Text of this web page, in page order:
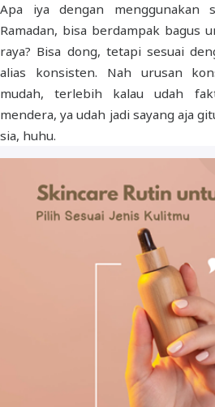
Apa iya dengan
Ramadan, bisa berdampak bagus
raya? Bisa dong, tetapi sesuai
alias konsisten. Nah urusan
mudah, terlebih kalau udah
mendera, ya udah jadi sayang aja
sia, huhu.